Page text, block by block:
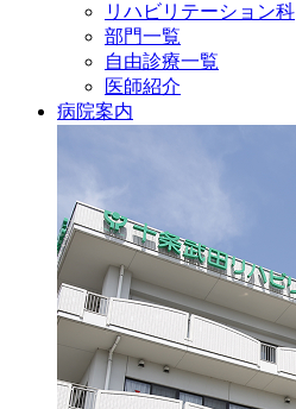
リハビリテーション科
部門一覧
自由診療一覧
医師紹介
病院案内